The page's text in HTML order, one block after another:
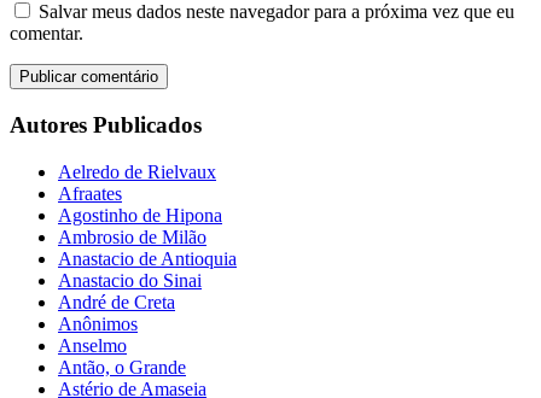
Salvar meus dados neste navegador para a próxima vez que eu
comentar.
Autores Publicados
Aelredo de Rielvaux
Afraates
Agostinho de Hipona
Ambrosio de Milão
Anastacio de Antioquia
Anastacio do Sinai
André de Creta
Anônimos
Anselmo
Antão, o Grande
Astério de Amaseia